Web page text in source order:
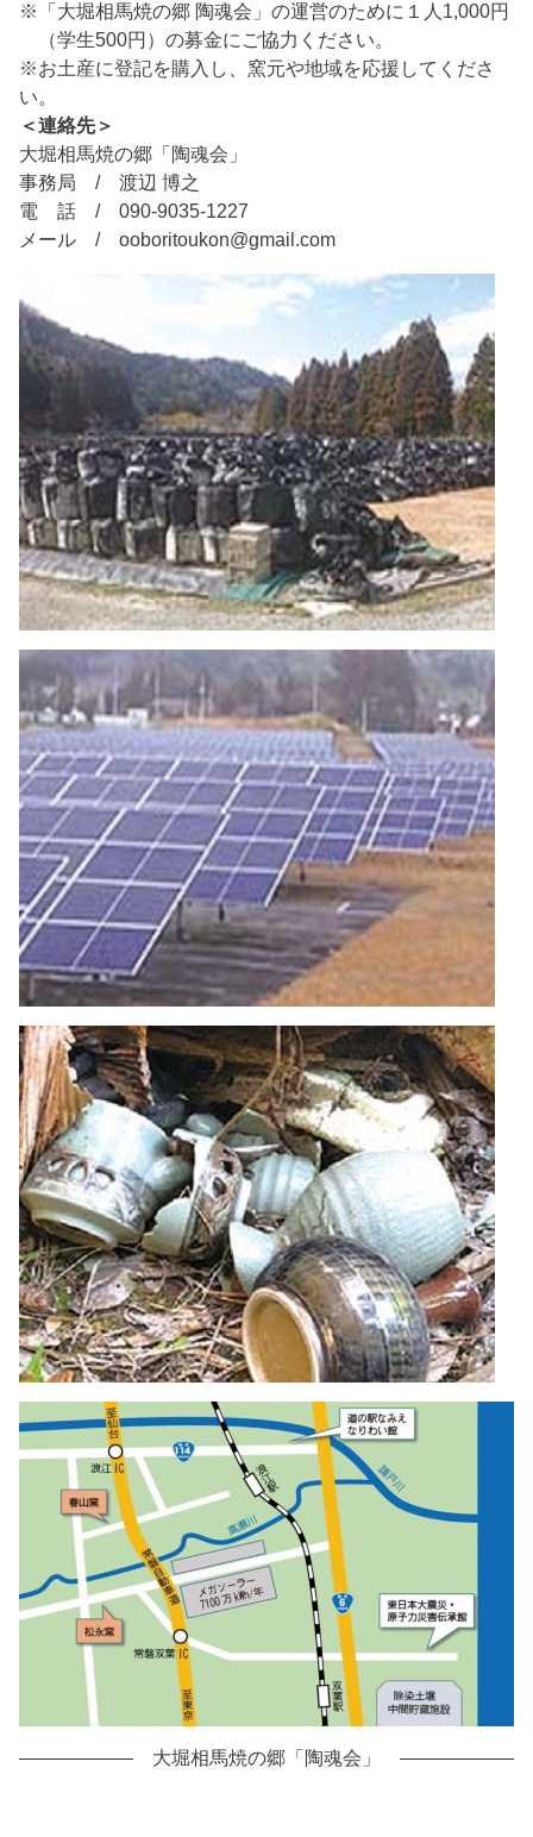
※「大堀相馬焼の郷 陶魂会」の運営のために１人1,000円
（学生500円）の募金にご協力ください。
※お土産に登記を購入し、窯元や地域を応援してくださ
い。
＜連絡先＞
大堀相馬焼の郷「陶魂会」
事務局 / 渡辺 博之
電 話 / 090-9035-1227
メール / ooboritoukon@gmail.com
大堀相馬焼の郷「陶魂会」